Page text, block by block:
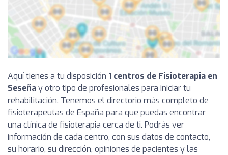
Aquí tienes a tu disposición 1 centros de Fisioterapia en
Seseñay otro tipo de profesionales para iniciar tu
rehabilitación. Tenemos el directorio más completo de
fisioterapeutas de España para que puedas encontrar
una clínica de fisioterapia cerca de ti. Podrás ver
información de cada centro, con sus datos de contacto,
su horario, su dirección, opiniones de pacientes y las